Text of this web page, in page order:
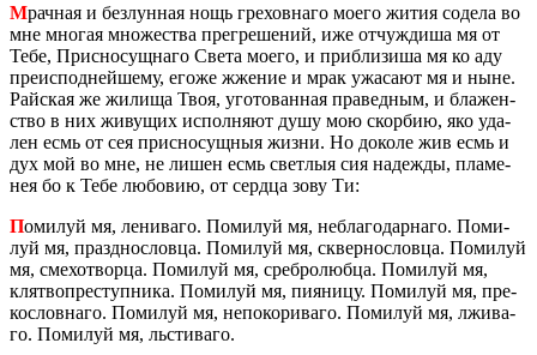
Мрач­ная и без­лун­ная нощь гре­хов­на­го моего жития со­де­ла во
мне мно­гая мно­же­ства пре­гре­ше­ний, иже от­чужди­ша мя от
Тебе, Прис­но­сущ­на­го Света моего, и при­бли­зи­ша мя ко аду
пре­ис­под­ней­ше­му, егоже жже­ние и мрак ужа­са­ют мя и ныне.
Рай­ская же жи­ли­ща Твоя, уго­то­ван­ная пра­вед­ным, и бла­жен­
ство в них жи­ву­щих ис­пол­ня­ют душу мою скор­бию, яко уда­
лен есмь от сея прис­но­сущ­ныя жизни. Но до­ко­ле жив есмь и
дух мой во мне, не лишен есмь свет­лыя сия на­деж­ды, пла­ме­
нея бо к Тебе лю­бо­вию, от серд­ца зову Ти:
Поми­луй мя, ле­ни­ва­го. По­ми­луй мя, небла­го­дар­на­го. По­ми­
луй мя, празд­но­слов­ца. По­ми­луй мя, сквер­но­слов­ца. По­ми­луй
мя, сме­хо­твор­ца. По­ми­луй мя, среб­ро­люб­ца. По­ми­луй мя,
клят­во­пре­ступ­ни­ка. По­ми­луй мя, пи­я­ни­цу. По­ми­луй мя, пре­
ко­слов­на­го. По­ми­луй мя, непо­ко­ри­ва­го. По­ми­луй мя, лжи­ва­
го. По­ми­луй мя, льсти­ва­го.